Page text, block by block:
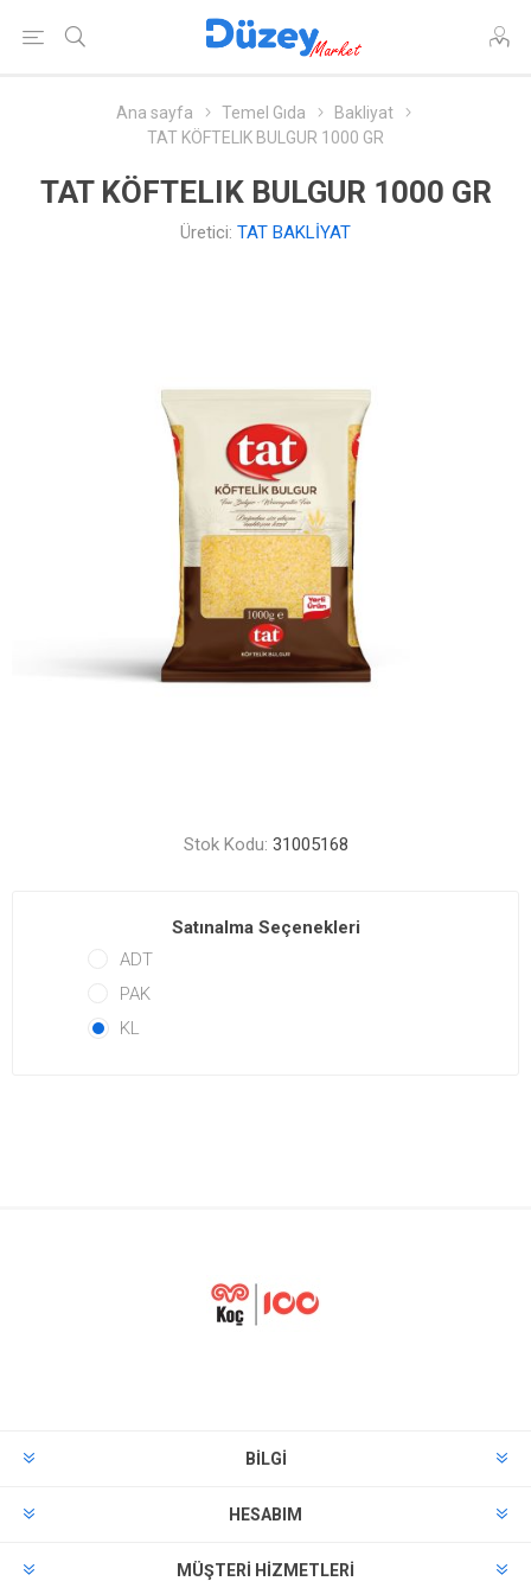
Ana sayfa Temel Gıda
Bakliyat
TAT KÖFTELIK BULGUR 1000 GR
TAT KÖFTELIK BULGUR 1000 GR
Üretici: TAT BAKLİYAT
Stok Kodu: 31005168
Satınalma Seçenekleri
ADT
PAK
KL
BILGI
HESABIM
MÜŞTERI HIZMETLERI